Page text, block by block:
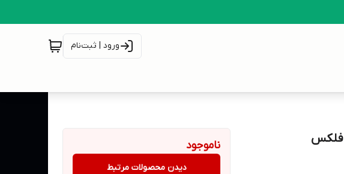
ورود | ثبت‌نام
ناموجود
دیدن محصولات مرتبط